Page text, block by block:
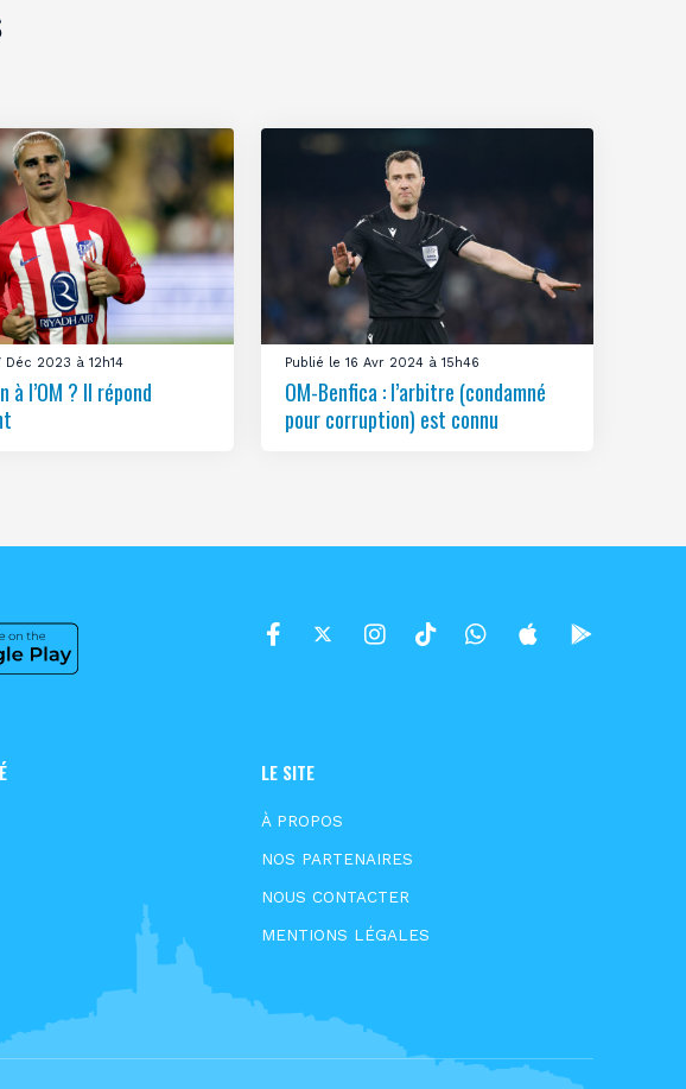
Déc 2023 à 12h14
à l’OM ? Il répond
Publié le 16 Avr 2024 à 15h46
OM-Benfica : l’arbitre (condamné
pour corruption) est connu
LE SITE
À PROPOS
NOS PARTENAIRES
NOUS CONTACTER
MENTIONS LÉGALES